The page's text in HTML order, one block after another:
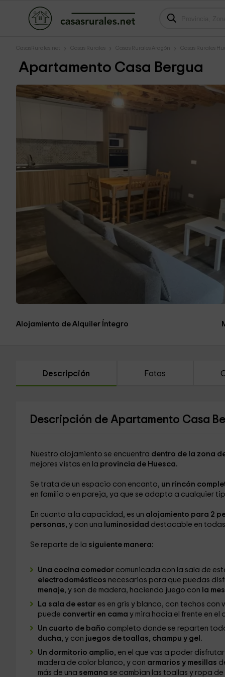
CasasRurales.net Casas Rurales Casas Rurales Aragón Casas Rurales
Apartamento Casa Bergua
Alojamiento de Alquiler Íntegro
Descripción Fotos
Descripción de Apartamento Casa
Nuestro alojamiento se encuentra dentro de la zona
mejores vistas en la provincia de Huesca.
Se trata de un espacio con encanto, un rincón
en familia o en pareja, ya que se adapta a cualquier
En cuanto a la capacidad, es un alojamiento para 2
personas, y con una luminosidad destacable en
Se reparte de la siguiente manera:
Una cocina comedorcomunicada con la sala de
electrodomésticos necesarios para que puedas
menaje, y son de madera, haciendo juego con la
La sala de estar es en gris y blanco, con techos con
puede convertir en cama y mira hacia el frente en el
Un cuarto de baño completo donde se reparten
ducha, y con juegos de toallas, champu y gel.
Un dormitorio amplio, en el que vas a poder
madera de color blanco, y con armarios y mesillas
más de una semana se cambian las toallas y ropa